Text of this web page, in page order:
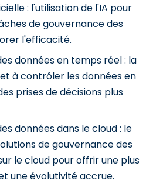
: l'utilisation de l'IA pour
de gouvernance des
l'efficacité.
données en temps réel : la
à contrôler les données en
prises de décisions plus
données dans le cloud : le
de gouvernance des
le cloud pour offrir une plus
une évolutivité accrue.